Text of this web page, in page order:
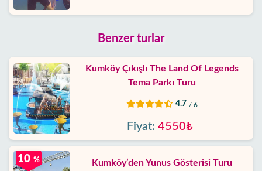
Benzer turlar
Kumköy Çıkışlı The Land Of Legends
Tema Parkı Turu
4.7 / 6
Fiyat: 4550₺
Kumköy’den Yunus Gösterisi Turu
10 %